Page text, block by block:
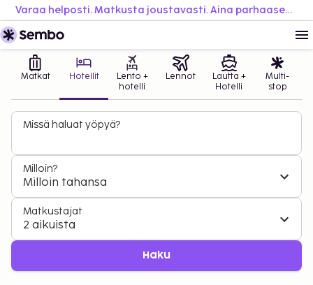
Varaa helposti. Matkusta joustavasti. Aina parhaaseen hintaan.
Matkat Hotellit
Lento +
hotelli
Lennot
Lautta +
Hotelli
Multi-
stop
Missä haluat yöpyä?
Milloin?
Milloin tahansa
Matkustajat
2 aikuista
Haku